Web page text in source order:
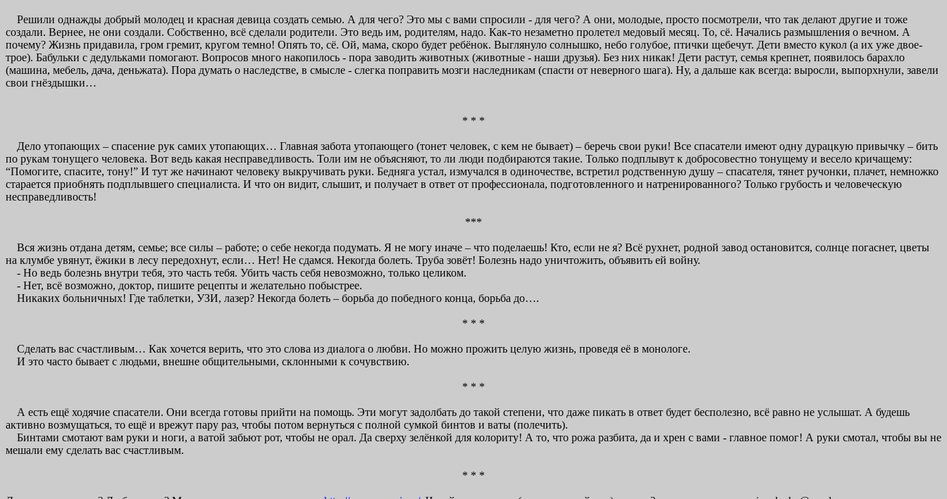
Решили однажды добрый молодец и красная девица создать семью. А для чего? Это мы с вами спросили - для чего? А они, молодые, просто посмотрели, что так делают другие и тоже
создали. Вернее, не они создали. Собственно, всё сделали родители. Это ведь им, родителям, надо. Как-то незаметно пролетел медовый месяц. То, сё. Начались размышления о вечном. А
почему? Жизнь придавила, гром гремит, кругом темно! Опять то, сё. Ой, мама, скоро будет ребёнок. Выглянуло солнышко, небо голубое, птички щебечут. Дети вместо кукол (а их уже двое-
трое). Бабульки с дедульками помогают. Вопросов много накопилось - пора заводить животных (животные - наши друзья). Без них никак! Дети растут, семья крепнет, появилось барахло
(машина, мебель, дача, деньжата). Пора думать о наследстве, в смысле - слегка поправить мозги наследникам (спасти от неверного шага). Ну, а дальше как всегда: выросли, выпорхнули, завели
свои гнёздышки…
* * *
Дело утопающих – спасение рук самих утопающих… Главная забота утопающего (тонет человек, с кем не бывает) – беречь свои руки! Все спасатели имеют одну дурацкую привычку – бить
по рукам тонущего человека. Вот ведь какая несправедливость. Толи им не объясняют, то ли люди подбираются такие. Только подплывут к добросовестно тонущему и весело кричащему:
“Помогите, спасите, тону!” И тут же начинают человеку выкручивать руки. Бедняга устал, измучался в одиночестве, встретил родственную душу – спасателя, тянет ручонки, плачет, немножко
старается приобнять подплывшего специалиста. И что он видит, слышит, и получает в ответ от профессионала, подготовленного и натренированного? Только грубость и человеческую
несправедливость!
***
Вся жизнь отдана детям, семье; все силы – работе; о себе некогда подумать. Я не могу иначе – что поделаешь! Кто, если не я? Всё рухнет, родной завод остановится, солнце погаснет, цветы
на клумбе увянут, ёжики в лесу передохнут, если… Нет! Не сдамся. Некогда болеть. Труба зовёт! Болезнь надо уничтожить, объявить ей войну.
- Но ведь болезнь внутри тебя, это часть тебя. Убить часть себя невозможно, только целиком.
- Нет, всё возможно, доктор, пишите рецепты и желательно побыстрее.
Никаких больничных! Где таблетки, УЗИ, лазер? Некогда болеть – борьба до победного конца, борьба до….
* * *
Сделать вас счастливым… Как хочется верить, что это слова из диалога о любви. Но можно прожить целую жизнь, проведя её в монологе.
И это часто бывает с людьми, внешне общительными, склонными к сочувствию.
* * *
А есть ещё ходячие спасатели. Они всегда готовы прийти на помощь. Эти могут задолбать до такой степени, что даже пикать в ответ будет бесполезно, всё равно не услышат. А будешь
активно возмущаться, то ещё и врежут пару раз, чтобы потом вернуться с полной сумкой бинтов и ваты (полечить).
Бинтами смотают вам руки и ноги, а ватой забьют рот, чтобы не орал. Да сверху зелёнкой для колориту! А то, что рожа разбита, да и хрен с вами - главное помог! А руки смотал, чтобы вы не
мешали ему сделать вас счастливым.
* * *